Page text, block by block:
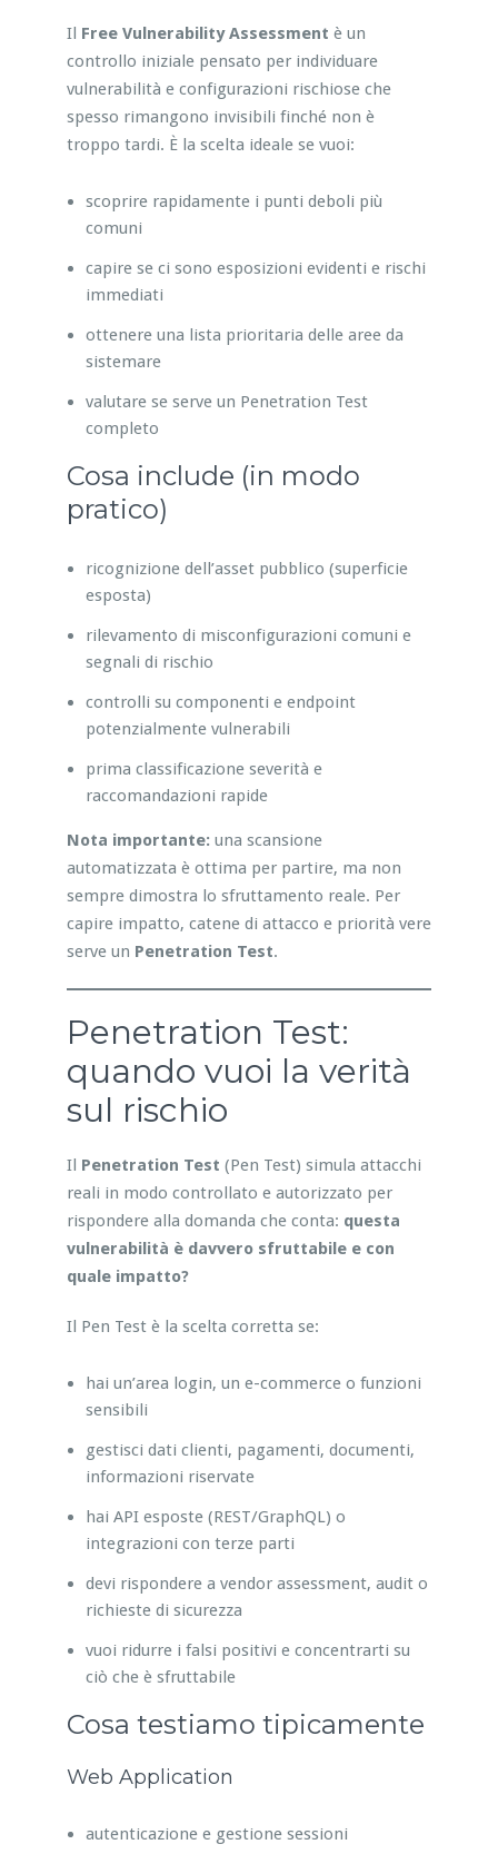
Il Free Vulnerability Assessment è un
controllo iniziale pensato per individuare
vulnerabilità e configurazioni rischiose che
spesso rimangono invisibili finché non è
troppo tardi. È la scelta ideale se vuoi:
scoprire rapidamente i punti deboli più
comuni
capire se ci sono esposizioni evidenti e rischi
immediati
ottenere una lista prioritaria delle aree da
sistemare
valutare se serve un Penetration Test
completo
Cosa include (in modo
pratico)
ricognizione dell’asset pubblico (superficie
esposta)
rilevamento di misconfigurazioni comuni e
segnali di rischio
controlli su componenti e endpoint
potenzialmente vulnerabili
prima classificazione severità e
raccomandazioni rapide
Nota importante: una scansione
automatizzata è ottima per partire, ma non
sempre dimostra lo sfruttamento reale. Per
capire impatto, catene di attacco e priorità vere
serve un Penetration Test.
Penetration Test:
quando vuoi la verità
sul rischio
Il Penetration Test (Pen Test) simula attacchi
reali in modo controllato e autorizzato per
rispondere alla domanda che conta: questa
vulnerabilità è davvero sfruttabile e con
quale impatto?
Il Pen Test è la scelta corretta se:
hai un’area login, un e-commerce o funzioni
sensibili
gestisci dati clienti, pagamenti, documenti,
informazioni riservate
hai API esposte (REST/GraphQL) o
integrazioni con terze parti
devi rispondere a vendor assessment, audit o
richieste di sicurezza
vuoi ridurre i falsi positivi e concentrarti su
ciò che è sfruttabile
Cosa testiamo tipicamente
Web Application
autenticazione e gestione sessioni